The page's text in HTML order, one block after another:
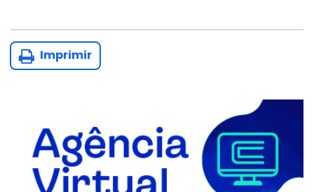
Imprimir